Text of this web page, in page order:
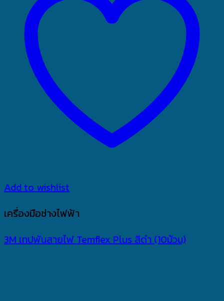
Add to wishlist
เครื่องมือช่างไฟฟ้า
3M เทปพันสายไฟ Temflex Plus สีดำ (10ม้วน)